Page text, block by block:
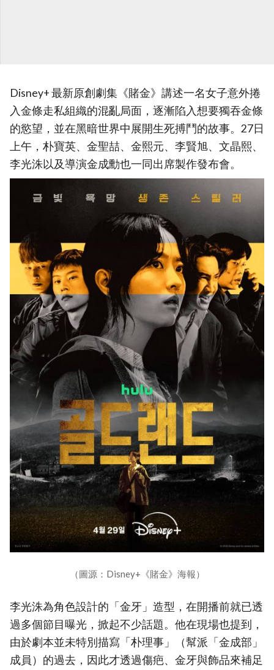
Disney+ 最新原創劇集《賭金》講述一名女子意外捲
入金條走私組織的混亂局面，逐漸陷入想要獨吞金條
的慾望，並在黑暗世界中展開生死搏鬥的故事。27日
上午，朴寶英、金聖喆、金熙元、李賢旭、文晶熙、
李光洙以及導演金成勳也一同出席製作發布會。
（圖源：Disney+《賭金》海報）
李光洙為角色設計的「金牙」造型，在開播前就已透
過多個節目曝光，掀起不少話題。他在現場也提到，
由於劇本並未特別描寫「朴理事」（幫派「金成部」
成員）的過去，因此才透過傷疤、金牙與飾品來補足